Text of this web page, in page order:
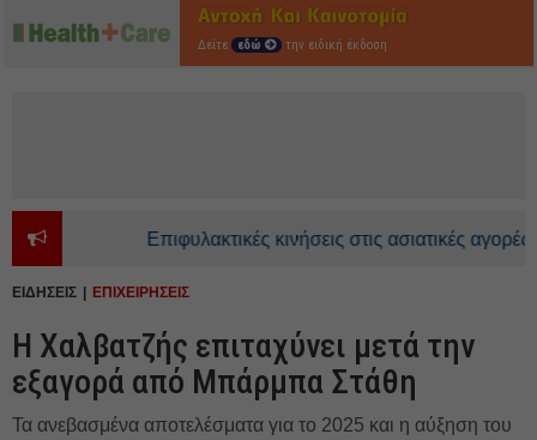
Δείτε εδώ την ειδική έκδοση
Επιφυλακτικές κινήσεις στις ασιατικές αγορές -
ΕΙΔΗΣΕΙΣ ΕΠΙΧΕΙΡΗΣΕΙΣ
Η Χαλβατζής επιταχύνει μετά την
εξαγορά από Μπάρμπα Στάθη
Τα ανεβασμένα αποτελέσματα για το 2025 και η αύξηση του